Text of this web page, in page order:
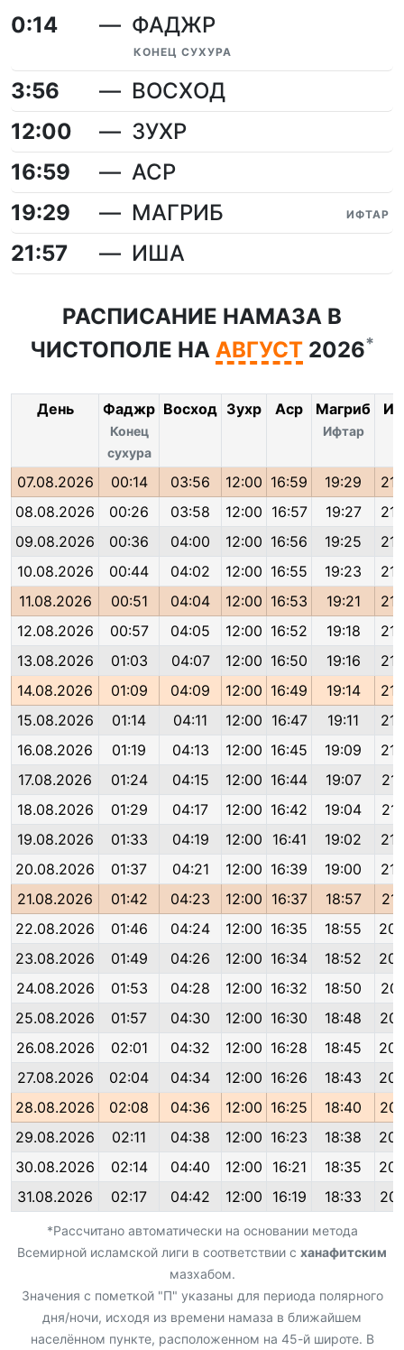
0:14 ФАДЖР
КОНЕЦ СУХУРА
3:56
ВОСХОД
12:00
ЗУХР
16:59
АСР
19:29
МАГРИБ ИФТАР
21:57 ИША
РАСПИСАНИЕ НАМАЗА В
ЧИСТОПОЛЕ НА АВГУСТ 2026*
День Фаджр
Конец
сухура
Восход Зухр Аср Магриб
Ифтар
07.08.2026 00:14 03:56 12:00 16:59 19:29
08.08.2026
00:26 03:58 12:00 16:57 19:27
09.08.2026
00:36 04:00 12:00 16:56 19:25
10.08.2026
00:44 04:02 12:00 16:55 19:23
11.08.2026
00:51 04:04 12:00 16:53 19:21
12.08.2026
00:57 04:05 12:00 16:52 19:18
13.08.2026
01:03 04:07 12:00 16:50 19:16
14.08.2026
01:09 04:09 12:00 16:49 19:14
15.08.2026
01:14 04:11 12:00 16:47 19:11
16.08.2026
01:19 04:13 12:00 16:45 19:09
17.08.2026
01:24 04:15 12:00 16:44 19:07
18.08.2026
01:29 04:17 12:00 16:42 19:04
19.08.2026
01:33 04:19 12:00 16:41 19:02
20.08.2026
01:37 04:21 12:00 16:39 19:00
21.08.2026
01:42 04:23 12:00 16:37 18:57
22.08.2026
01:46 04:24 12:00 16:35 18:55
23.08.2026
01:49 04:26 12:00 16:34 18:52
24.08.2026
01:53 04:28 12:00 16:32 18:50
25.08.2026
01:57 04:30 12:00 16:30 18:48
26.08.2026
02:01 04:32 12:00 16:28 18:45
27.08.2026
02:04 04:34 12:00 16:26 18:43
28.08.2026
02:08 04:36 12:00 16:25 18:40
29.08.2026
02:11 04:38 12:00 16:23 18:38
30.08.2026
02:14 04:40 12:00 16:21 18:35
31.08.2026
02:17 04:42 12:00 16:19 18:33
*Рассчитано автоматически на основании метода
Всемирной исламской лиги в соответствии с ханафитским
мазхабом.
Значения с пометкой "П" указаны для периода полярного
дня/ночи, исходя из времени намаза в ближайшем
населённом пункте, расположенном на 45-й широте. В